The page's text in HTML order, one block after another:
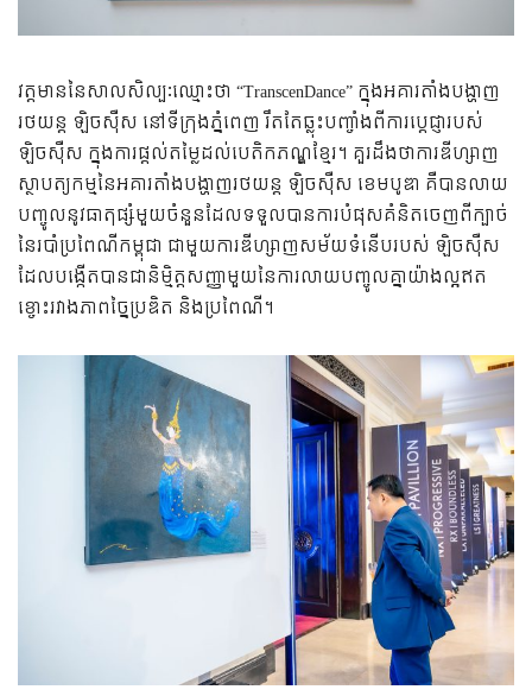
វត្តមាននៃសាលសិល្បៈឈ្មោះថា “TranscenDance” ក្នុងអគារតាំងបង្ហាញ
រថយន្ត ឡិចស៊ឺស នៅទីក្រុងភ្នំពេញ រឹតតែឆ្លុះបញ្ចាំងពីការប្ដេជ្ញារបស់
ឡិចស៊ឺស ក្នុងការផ្ដល់តម្លៃដល់បេតិកភណ្ឌខ្មែរ។ គួរដឹងថាការឌីហ្សាញ
ស្ថាបត្យកម្មនៃអគារតាំងបង្ហាញរថយន្ត ឡិចស៊ឺស ខេមបូឌា គឺបានលាយ
បញ្ចូលនូវធាតុផ្សំមួយចំនួនដែលទទួលបានការបំផុសគំនិតចេញពីក្បាច់
នៃរបាំប្រពៃណីកម្ពុជា ជាមួយការឌីហ្សាញសម័យទំនើបរបស់ ឡិចស៊ឺស
ដែលបង្កើតបានជានិម្មិត្តសញ្ញាមួយនៃការលាយបញ្ចូលគ្នាយ៉ាងល្អឥត
ខ្ចោះរវាងភាពច្នៃប្រឌិត និងប្រពៃណី។